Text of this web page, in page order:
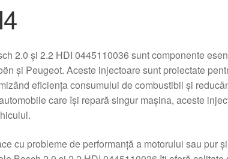
2.0 și 2.2 HDI 0445110036 sunt componente
și Peugeot. Aceste injectoare sunt proiectate
eficiența consumului de combustibil și
care își repară singur mașina, aceste
cu probleme de performanță a motorului sau pur